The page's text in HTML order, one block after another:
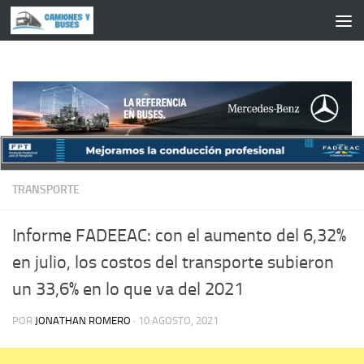
Saltar al contenido
TRANSPORTE
Informe FADEEAC: con el aumento del 6,32%
en julio, los costos del transporte subieron
un 33,6% en lo que va del 2021
POR JONATHAN ROMERO · 10 AGOSTO, 2021